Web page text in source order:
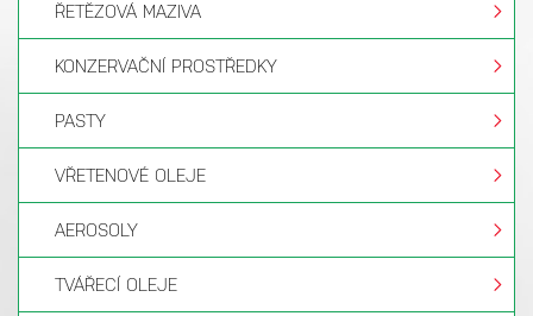
ŘETĚZOVÁ MAZIVA
KONZERVAČNÍ PROSTŘEDKY
PASTY
VŘETENOVÉ OLEJE
AEROSOLY
TVÁŘECÍ OLEJE